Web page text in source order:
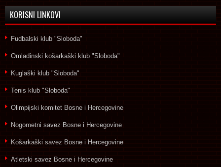
KORISNI LINKOVI
Fudbalski klub "Sloboda"
Omladinski košarkaški klub "Sloboda"
Kuglaški klub "Sloboda"
Tenis klub "Sloboda"
Olimpijski komitet Bosne i Hercegovine
Nogometni savez Bosne i Hercegovine
Košarkaški savez Bosne i Hercegovine
Atletski savez Bosne i Hercegovine